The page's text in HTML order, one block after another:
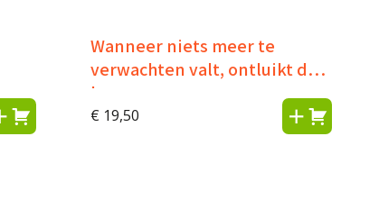
Wanneer niets meer te
verwachten valt, ontluikt de
hoop
€ 19,50